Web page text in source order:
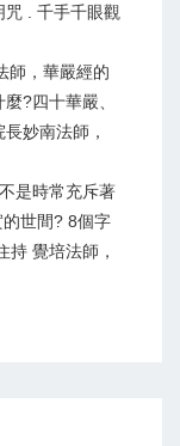
咒 . 千手千眼觀
師，華嚴經的
?四十華嚴、
妙南法師，
是時常充斥著
世間? 8個字
持 覺培法師，